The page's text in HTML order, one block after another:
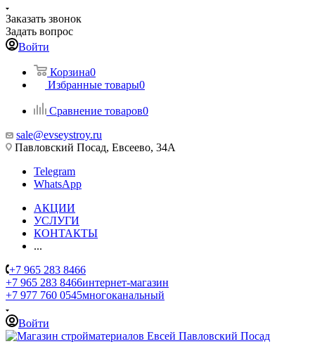
Заказать звонок
Задать вопрос
Войти
Корзина0
Избранные товары0
Сравнение товаров0
sale@evseystroy.ru
Павловский Посад, Евсеево, 34А
Telegram
WhatsApp
АКЦИИ
УСЛУГИ
КОНТАКТЫ
...
+7 965 283 8466
+7 965 283 8466интернет-магазин
+7 977 760 0545многоканальный
Войти